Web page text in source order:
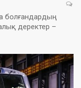
болғандардың
деректер –